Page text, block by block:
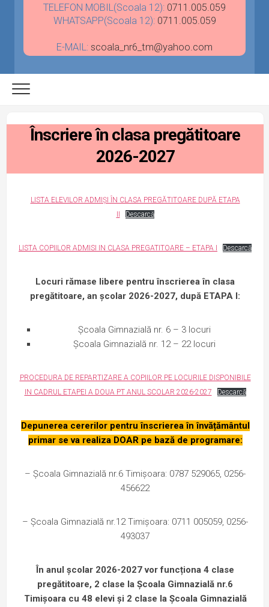
TELEFON MOBIL(Scoala 12): 0711.005.059
WHATSAPP(Scoala 12): 0711.005.059
E-MAIL: scoala_nr6_tm@yahoo.com
Înscriere în clasa pregătitoare
2026-2027
LISTA ELEVILOR ADMIȘI ÎN CLASA PREGĂTITOARE DUPĂ ETAPA
Descarcă
LISTA COPIILOR ADMISI IN CLASA PREGATITOARE – ETAPA I Descarcă
Locuri rămase libere pentru înscrierea în clasa
pregătitoare, an școlar 2026-2027, după ETAPA I:
Școala Gimnazială nr. 6 – 3 locuri
Școala Gimnazială nr. 12 – 22 locuri
PROCEDURA DE REPARTIZARE A COPIILOR PE LOCURILE DISPONIBILE
IN CADRUL ETAPEI A DOUA PT ANUL SCOLAR 2026-2027
Descarcă
Depunerea cererilor pentru înscrierea în învățământul
primar se va realiza DOAR pe bază de programare:
– Școala Gimnazială nr.6 Timișoara: 0787 529065, 0256-
456622
– Școala Gimnazială nr.12 Timișoara: 0711 005059, 0256-
493037
În anul școlar 2026-2027 vor funcționa 4 clase
pregătitoare, 2 clase la Școala Gimnazială nr.6
Timișoara cu 48 elevi și 2 clase la Școala Gimnazială